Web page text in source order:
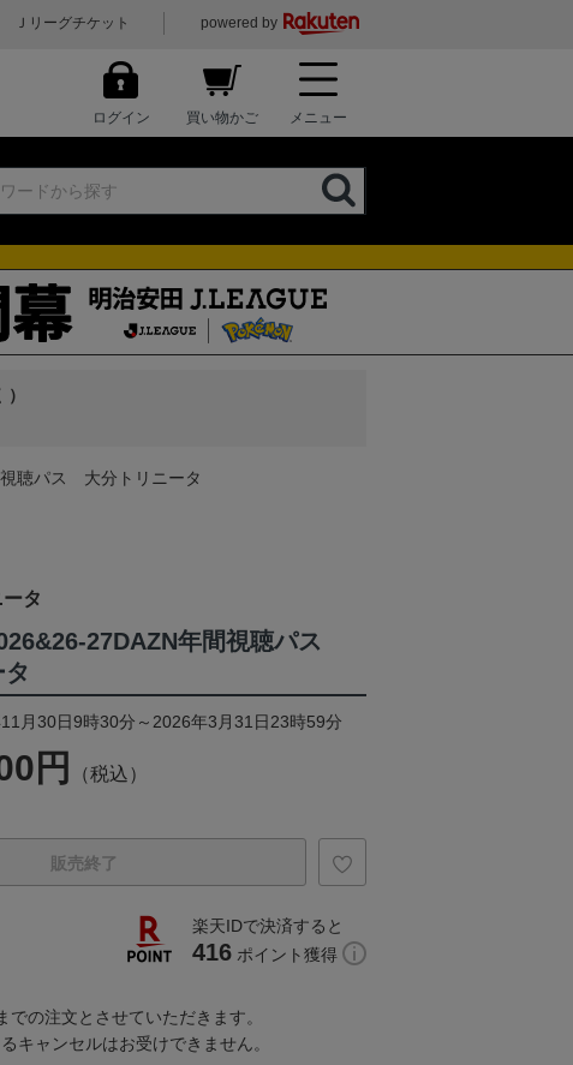
Ｊリーグチケット powered by
ログイン 買い物かご メニュー
視聴パス 大分トリニータ
タ
27DAZN年間視聴パス
月30日9時30分～2026年3月31日23時59分
円 （税込）
販売終了
楽天IDで決済すると
416 ポイント獲得
の注文とさせていただきます。
キャンセルはお受けできません。